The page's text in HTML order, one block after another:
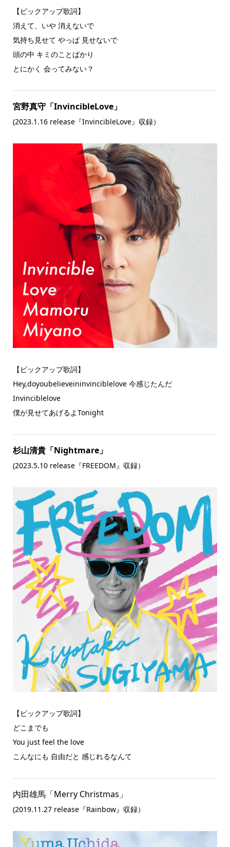
【ピックアップ歌詞】
消えて、いや 消えないで
気持ち見せて やっぱ 見せないで
頭の中 キミのことばかり
とにかく 会ってみない？
宮野真守「InvincibleLove」
(2023.1.16 release『InvincibleLove』収録）
【ピックアップ歌詞】
Hey,doyoubelieveininvinciblelove 今感じたんだ
Invinciblelove
僕が⾒せてあげるよTonight
杉山清貴「Nightmare」
(2023.5.10 release『FREEDOM』収録）
【ピックアップ歌詞】
どこまでも
You just feel the love
こんなにも 自由だと 感じれるなんて
内田雄馬「Merry Christmas」
(2019.11.27 release『Rainbow』収録）